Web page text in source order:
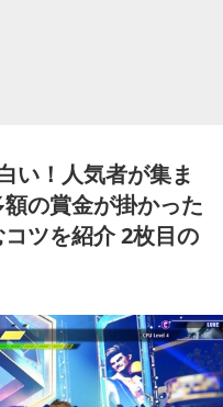
い！人気者が集ま
の賞金が掛かった
ツを紹介 2枚目の